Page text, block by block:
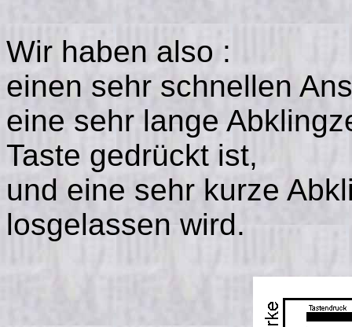
Wir haben also :
einen sehr schnellen
eine sehr lange
Taste gedrückt ist,
und eine sehr kurze
losgelassen wird.